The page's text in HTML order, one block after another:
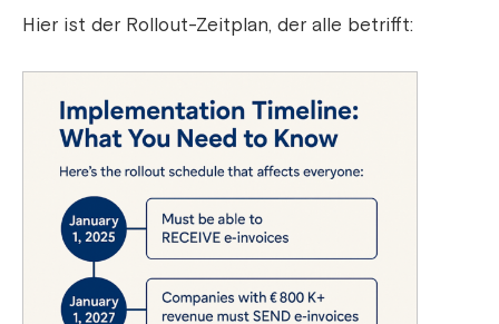
Hier ist der Rollout-Zeitplan, der alle betrifft: